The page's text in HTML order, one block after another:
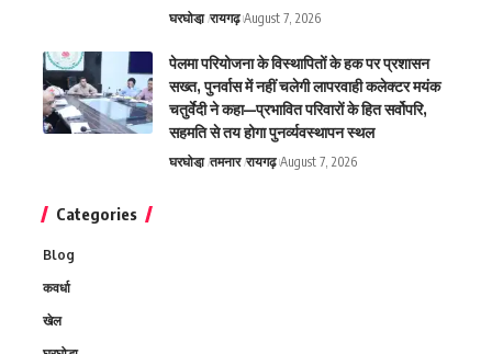
घरघोडा़ रायगढ़ August 7, 2026
पेलमा परियोजना के विस्थापितों के हक पर प्रशासन
सख्त, पुनर्वास में नहीं चलेगी लापरवाही कलेक्टर मयंक
चतुर्वेदी ने कहा—प्रभावित परिवारों के हित सर्वोपरि,
सहमति से तय होगा पुनर्व्यवस्थापन स्थल
घरघोडा़ तमनार रायगढ़ August 7, 2026
Categories
Blog
कवर्धा
खेल